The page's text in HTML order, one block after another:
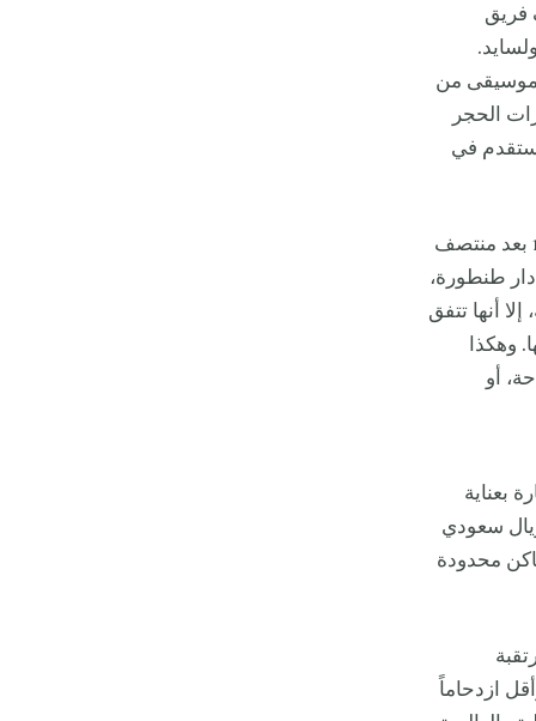
فقد أضاف فريق
من
الحجر
ستقدم في
وسيتم تنظيم هذه الحفلات خلال عطلات نهاية الأسبوع من الساعة 4 عصراً حتى 1 بعد منتصف
دار طنطورة،
أنها تتفق
وهكذا
أو
بعناية
موقع. ويبدأ سعر التذكرة من 200 ريال سعودي للنساء، من 600 ريال سعودي
محدودة
وأقل ازدحاماً